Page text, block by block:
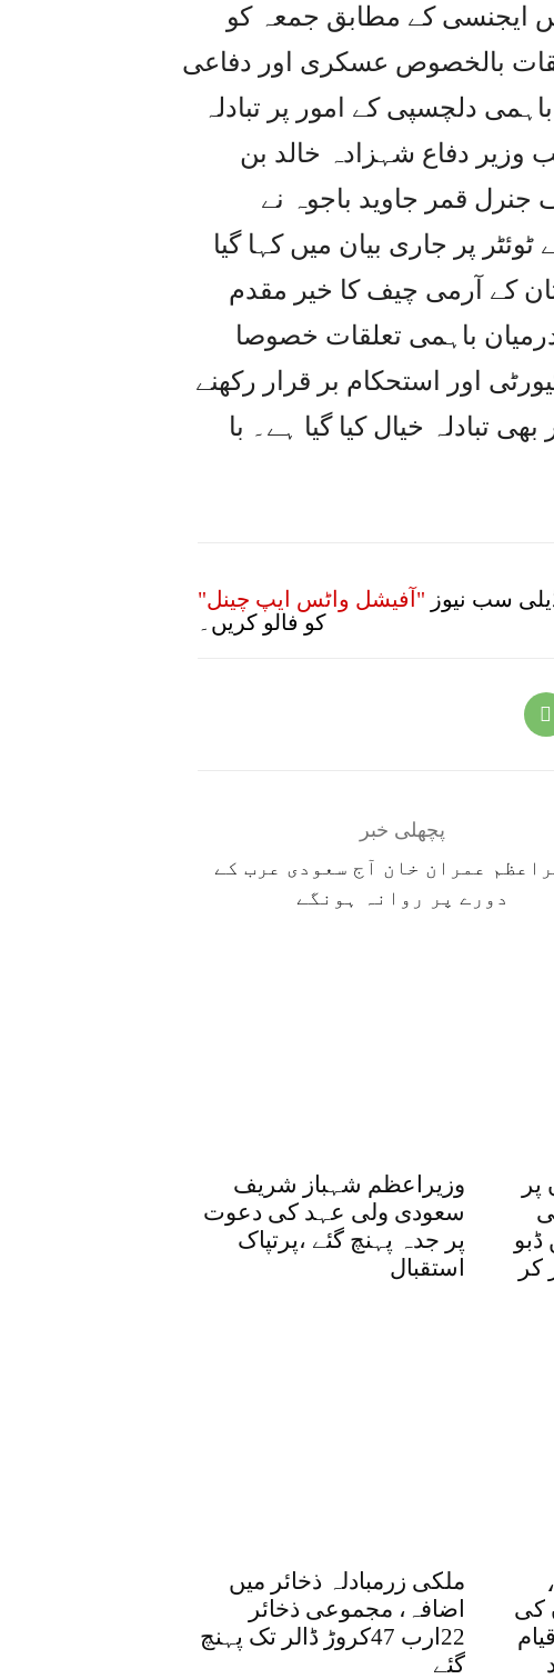
ایجنسی کے مطابق جمعہ کو
بالخصوص عسکری اور دفاعی
دلچسپی کے امور پر تبادلہ
وزیر دفاع شہزادہ خالد بن
قمر جاوید باجوہ نے
پر جاری بیان میں کہا گیا
کے آرمی چیف کا خیر مقدم
باہمی تعلقات خصوصا
اور استحکام بر قرار رکھنے
تبادلہ خیال کیا گیا ہے۔ با
سب نیوز "آفیشل واٹس ایپ چینل"
کو فالو کریں۔
پچھلی خبر
عمران خان آج سعودی عرب کے
دورے پر روانہ ہونگے
وزیراعظم شہباز شریف
سعودی ولی عہد کی دعوت
پر جدہ پہنچ گئے ،پرتپاک
استقبال
ڈبو
کر
ملکی زرمبادلہ ذخائر میں
اضافہ، مجموعی ذخائر
22ارب 47کروڑ ڈالر تک پہنچ
گئے
کی